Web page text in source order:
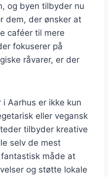
og byen tilbyder nu
dem, der ønsker at
caféer til mere
fokuserer på
råvarer, er der
Aarhus er ikke kun
eller vegansk
tilbyder kreative
selv de mest
måde at
og støtte lokale